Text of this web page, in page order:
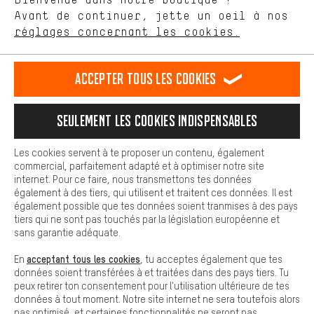
français english
EN Deutsch español
RÉSILIER LE CONTRAT Communauté d'Aix-la-Chapelle
Programme d'affiliation Mentions Légales Protection des données
Conditions générales de vente Plateforme d'Alerte
Reprise des batteries Corepile Paramètres de cookies
Modifier le contraste
Tous les prix s'entendent en euros (MwSt hors) plus les
frais de portpour la livraison versÉtats-Unis.
Avant de continuer, jette un oeil à nos
réglages concernant les cookies.
Plus de confort
est plus confortable. Avec les cookies de confort, nous
Nous pouvons ainsi mettre à ta disposition d'autres contenus et
informations utiles. De plus, tu as la possibilité d'utiliser des
facilement les bons produits. Par exemple, nous proposons une
facilement aux questions.
Cookies de base
Les cookies de base garantissent que tu puisses utiliser les
fonctions de notre site web.
Accepter tous les cookies
Seulement les cookies indispensables
Les cookies servent à te proposer un contenu, également
commercial, parfaitement adapté et à optimiser notre site
internet. Pour ce faire, nous transmettons tes données
également à des tiers, qui utilisent et traitent ces données. Il est
également possible que tes données soient tranmises à des pays
tiers qui ne sont pas touchés par la législation européenne et
sans garantie adéquate.
En acceptant tous les cookies , tu acceptes également que tes
données soient transférées à et traitées dans des pays tiers. Tu
peux retirer ton consentement pour l'utilisation ultérieure de tes
données à tout moment. Notre site internet ne sera toutefois alors